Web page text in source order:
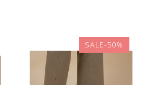
SALE-50%